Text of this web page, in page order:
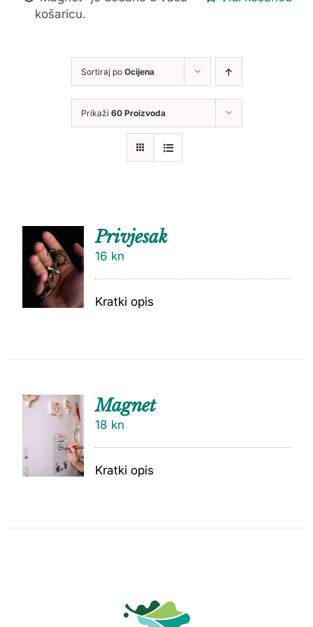
košaricu.
Sortiraj po Ocijena
Prikaži 60 Proizvoda
DODAJ
U
KOŠARI
CU
Privjesak
16 kn
Kratki opis
Magnet
18 kn
Kratki opis